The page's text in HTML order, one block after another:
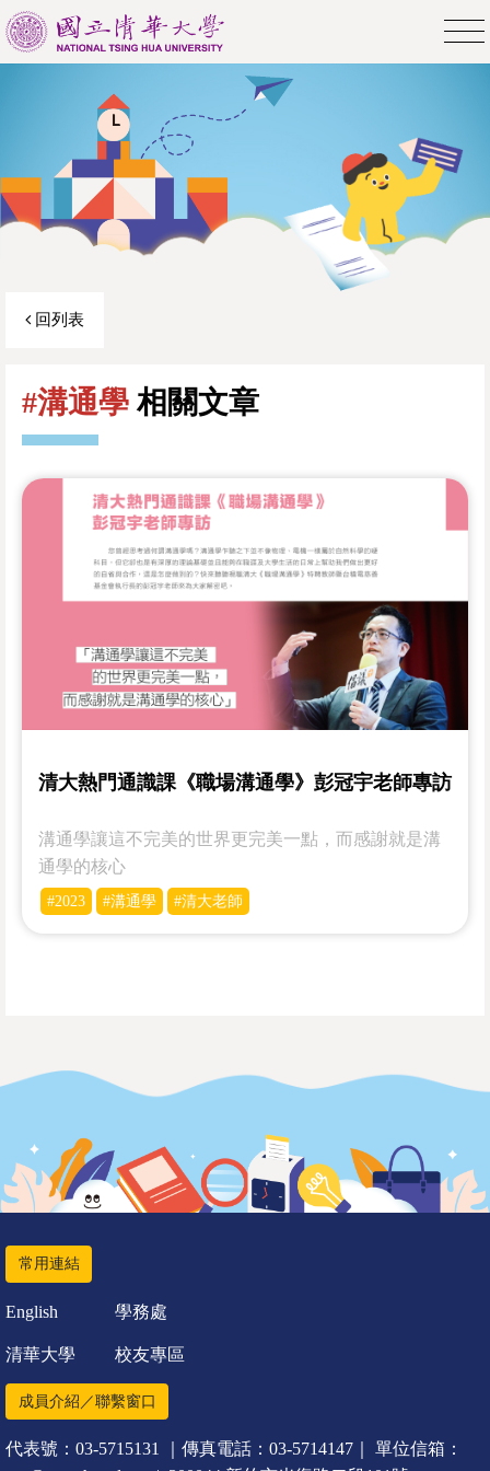
回列表
#溝通學 相關文章
清大熱門通識課《職場溝通學》彭冠宇老師專訪
溝通學讓這不完美的世界更完美一點，而感謝就是溝
通學的核心
#2023 #溝通學 #清大老師
常用連結
English 學務處
清華大學 校友專區
成員介紹／聯繫窗口
代表號：03-5715131 ｜傳真電話：03-5714147｜ 單位信箱：